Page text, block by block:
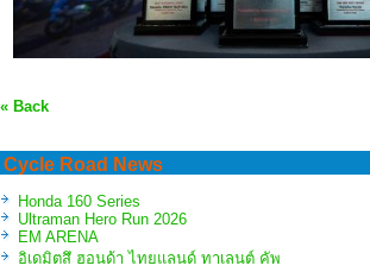
« Back
Cycle Road News
Honda 160 Series
Ultraman Hero Run 2026
EM ARENA
อิเดมิตสึ ฮอนด้า ไทยแลนด์ ทาเลนต์ คัพ